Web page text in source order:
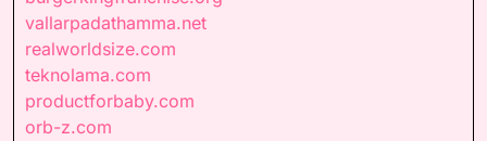
vallarpadathamma.net
realworldsize.com
teknolama.com
productforbaby.com
orb-z.com